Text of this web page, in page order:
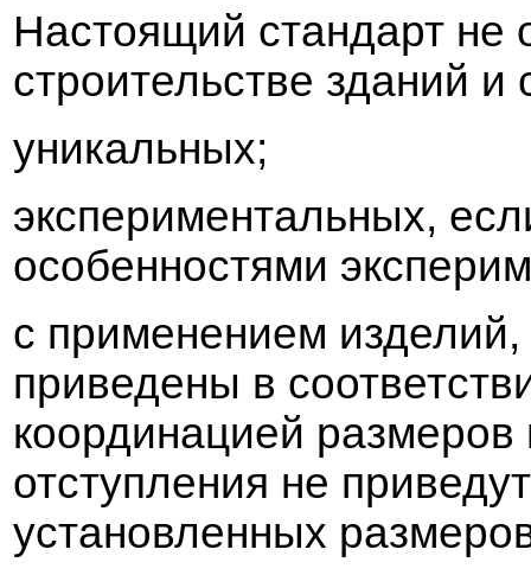
Настоящий стандарт не
строительстве зданий и
уникальных;
экспериментальных,
особенностями
с применением
приведены в соответств
координацией размеров
отступления не прив
установленных